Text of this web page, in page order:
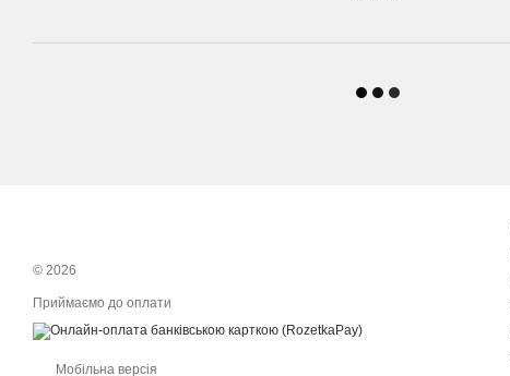
© 2026
Приймаємо до оплати
Мобільна версія